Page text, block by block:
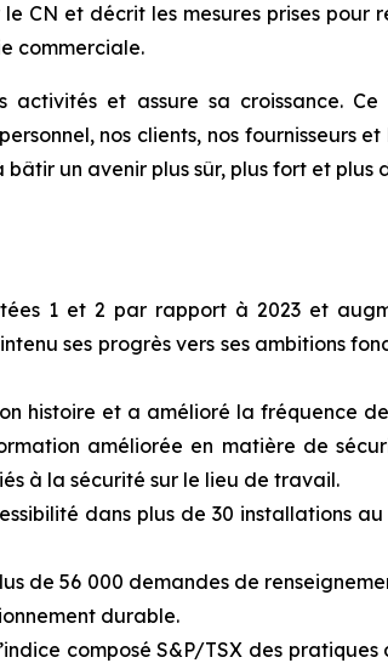
CN et décrit les mesures prises pour
commerciale.
et assure sa croissance.
nos clients, nos fournisseurs
à bâtir un avenir plus sûr, plus fort
1 et 2 par rapport à 2023 et
ses progrès vers ses ambitions
histoire et a amélioré la fréquence
améliorée en matière de
à la sécurité sur le lieu de travail.
dans plus de 30 installations
de 56 000 demandes de
durable.
composé S&P/TSX des